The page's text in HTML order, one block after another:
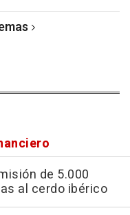
de 5.000
al cerdo ibérico